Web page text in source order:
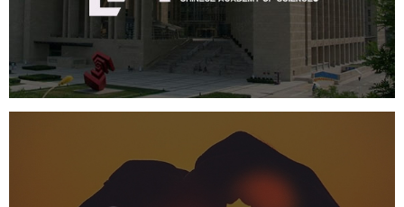
网站建设 虚拟展厅
数字博物馆建设
展厅空间设计
产品展厅设计
中国人体器官捐献管理中心